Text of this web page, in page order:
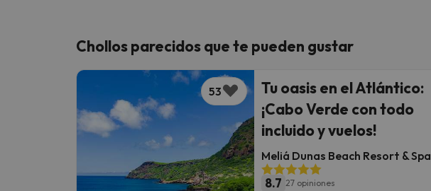
Chollos parecidos que te pueden gustar
53
Tu oasis en el Atlántico:
¡Cabo Verde con todo
incluido y vuelos!
Meliá Dunas Beach Resort & Spa
8.7 27 opiniones